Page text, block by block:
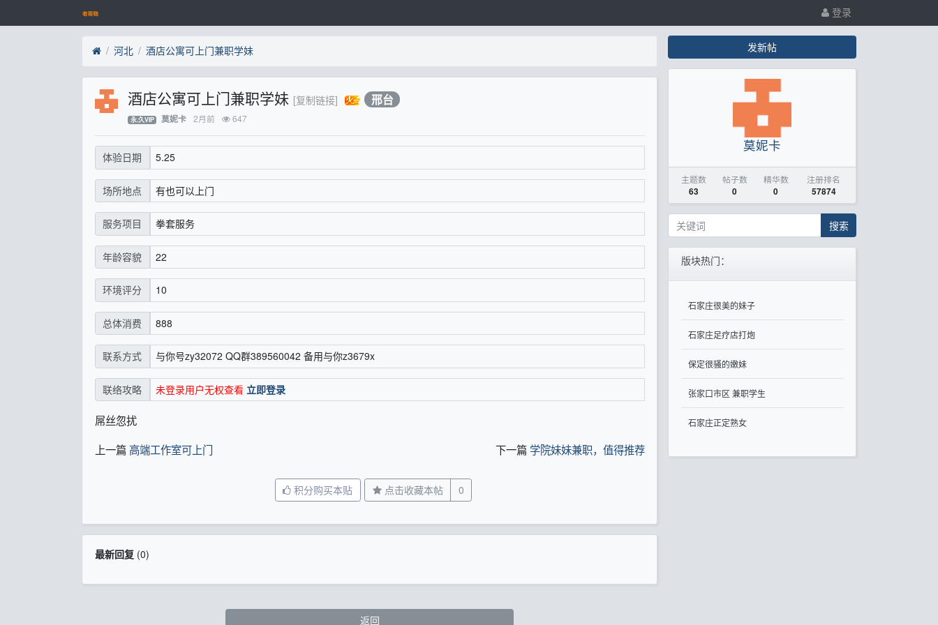
登录
河北 酒店公寓可上门兼职学妹
酒店公寓可上门兼职学妹 [复制链接] 邢台
永.久VIP 莫妮卡 2月前 647
体验日期 5.25
场所地点 有也可以上门
服务项目 拳套服务
年龄容貌 22
环境评分 10
总体消费 888
联系方式 与你号zy32072 QQ群389560042 备用与你z3679x
联络攻略 未登录用户无权查看 立即登录
屌丝忽扰
上一篇 高端工作室可上门 下一篇 学院妹妹兼职，值得推荐
积分购买本贴 点击收藏本帖 0
最新回复(0)
返回
发新帖
莫妮卡
主题数
63
帖子数
0
精华数
0
注册排名
57874
搜索
版块热门：
石家庄很美的妹子
石家庄足疗店打炮
保定很骚的嫩妹
张家口市区 兼职学生
石家庄正定熟女